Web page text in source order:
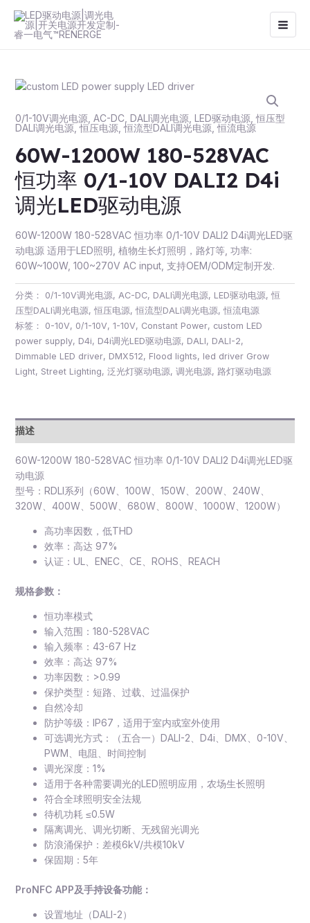
Main
0/1-10V调光电源, AC-DC DALI调光电源, LED驱动电源,恒压型
DALI调光电源,恒压电源,恒流型DALI调光电源,恒流电源
60W-1200W 180-528VAC
恒功率 0/1-10V DALI2 D4i
调光LED驱动电源
60W-1200W 180-528VAC 恒功率 0/1-10V DALI2 D4i调光LED驱
动电源 适用于LED照明, 植物生长灯照明，路灯等, 功率:
60W~100W, 100~270V AC input, 支持OEM/ODM定制开发.
分类： 0/1-10V调光电源, AC-DC, DALI调光电源, LED驱动电源, 恒
压型DALI调光电源, 恒压电源, 恒流型DALI调光电源, 恒流电源
标签： 0-10V, 0/1-10V, 1-10V, Constant Power, custom LED
power supply, D4i, D4i调光LED驱动电源, DALI, DALI-2,
Dimmable LED driver, DMX512, Flood lights, led driver Grow
Light, Street Lighting, 泛光灯驱动电源, 调光电源, 路灯驱动电源
描述
60W-1200W 180-528VAC 恒功率 0/1-10V DALI2 D4i调光LED驱
动电源
型号：RDLI系列（60W、100W、150W、200W、240W、
320W、400W、500W、680W、800W、1000W、1200W）
高功率因数，低THD
效率：高达 97%
认证：UL、ENEC、CE、ROHS、REACH
规格参数：
恒功率模式
输入范围：180-528VAC
输入频率：43-67 Hz
效率：高达 97%
功率因数：>0.99
保护类型：短路、过载、过温保护
自然冷却
防护等级：IP67，适用于室内或室外使用
可选调光方式：（五合一）DALI-2、D4i、DMX、0-10V、
PWM、电阻、时间控制
调光深度：1%
适用于各种需要调光的LED照明应用，农场生长照明
符合全球照明安全法规
待机功耗 ≤0.5W
隔离调光、调光切断、无残留光调光
防浪涌保护：差模6kV/共模10kV
保固期：5年
ProNFC APP及手持设备功能：
设置地址（DALI-2）